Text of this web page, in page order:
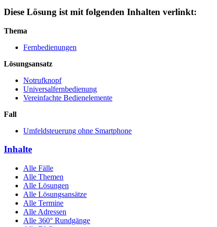
Diese Lösung ist mit folgenden Inhalten verlinkt:
Thema
Fernbedienungen
Lösungsansatz
Notrufknopf
Universalfernbedienung
Vereinfachte Bedienelemente
Fall
Umfeldsteuerung ohne Smartphone
Inhalte
Alle Fälle
Alle Themen
Alle Lösungen
Alle Lösungsansätze
Alle Termine
Alle Adressen
Alle 360° Rundgänge